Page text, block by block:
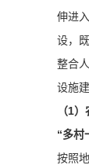
伸进
设，
整合
设施
（1
“多村
按照